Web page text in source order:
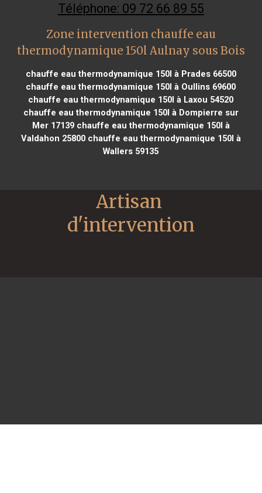
Téléphone: 09 72 66 89 55
Zone intervention chauffe eau
thermodynamique 150l Aulnay sous Bois
chauffe eau thermodynamique 150l à Prades 66500
chauffe eau thermodynamique 150l à Oullins 69600
chauffe eau thermodynamique 150l à Laxou 54520
chauffe eau thermodynamique 150l à Dompierre sur
Mer 17139chauffe eau thermodynamique 150l à
Valdahon 25800chauffe eau thermodynamique 150l à
Wallers 59135
Artisan
d'intervention